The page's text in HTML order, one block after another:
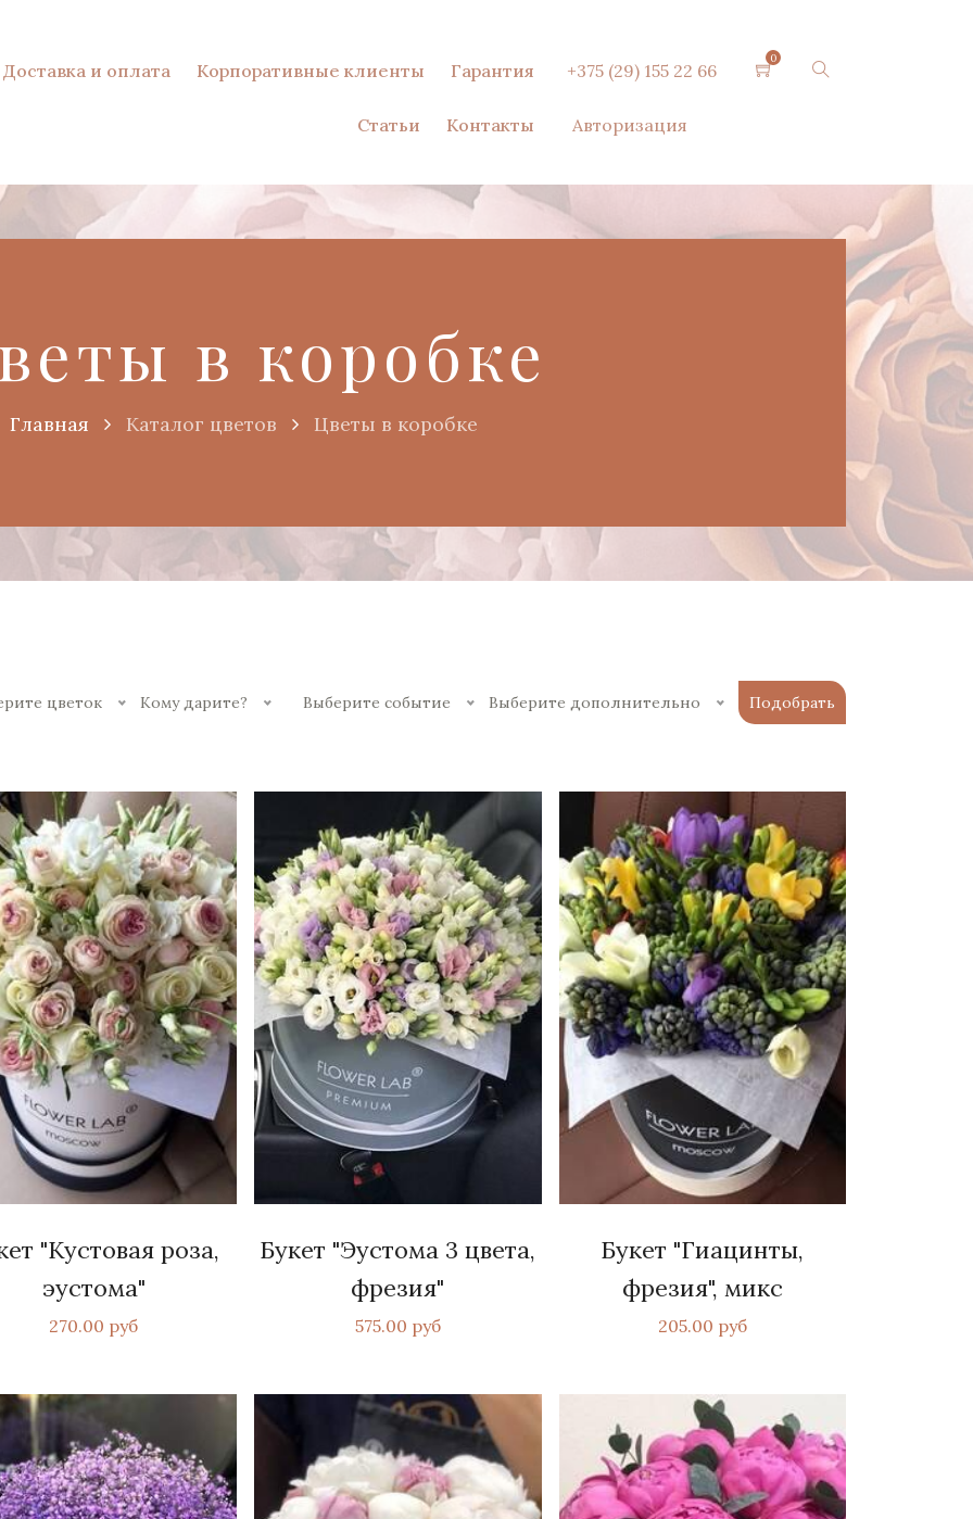
Доставка и оплата Корпоративные клиенты Гарантия
Статьи Контакты
+375 (29) 155 22 66
0
Авторизация
в коробке
Главная Каталог цветов Цветы в коробке
цветок Кому дарите? Выберите событие Выберите дополнительно Подобрать
"Кустовая роза,
эустома"
270.00 руб
Букет "Эустома 3 цвета,
фрезия"
575.00 руб
Букет "Гиацинты,
фрезия", микс
205.00 руб